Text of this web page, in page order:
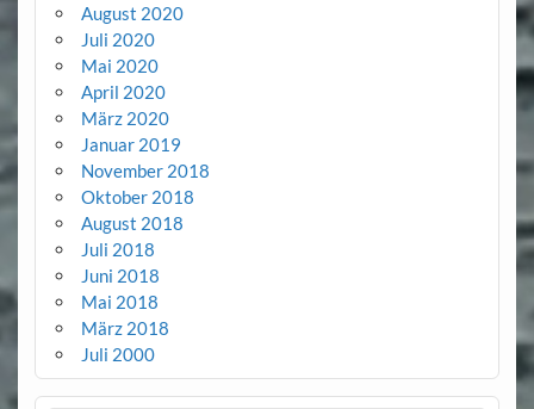
August 2020
Juli 2020
Mai 2020
April 2020
März 2020
Januar 2019
November 2018
Oktober 2018
August 2018
Juli 2018
Juni 2018
Mai 2018
März 2018
Juli 2000